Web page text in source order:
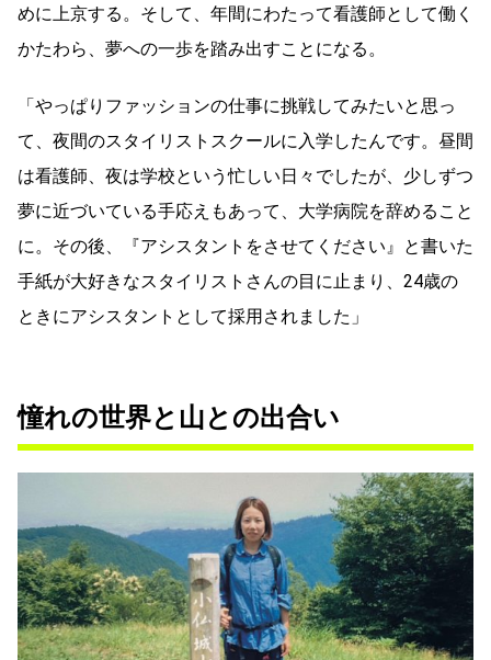
めに上京する。そして、年間にわたって看護師として働く
かたわら、夢への一歩を踏み出すことになる。
「やっぱりファッションの仕事に挑戦してみたいと思っ
て、夜間のスタイリストスクールに入学したんです。昼間
は看護師、夜は学校という忙しい日々でしたが、少しずつ
夢に近づいている手応えもあって、大学病院を辞めること
に。その後、『アシスタントをさせてください』と書いた
手紙が大好きなスタイリストさんの目に止まり、24歳の
ときにアシスタントとして採用されました」
憧れの世界と山との出合い